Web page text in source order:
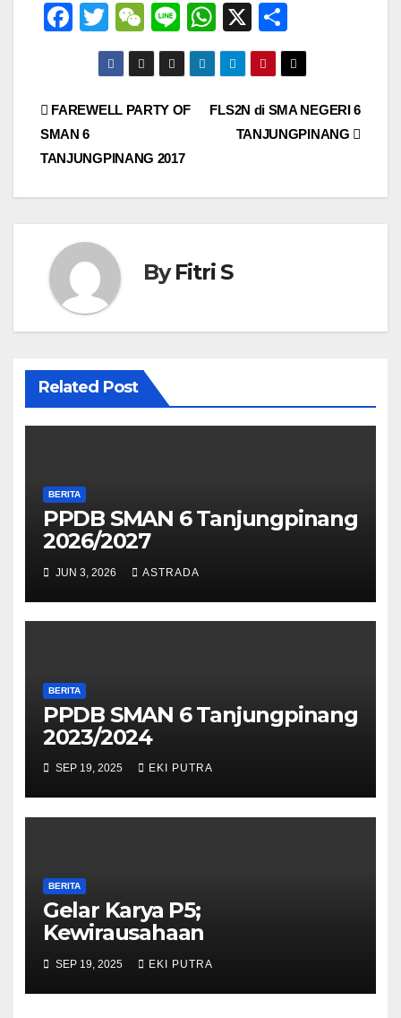
F
e
b
o
o
T
wi
tt
er
W
e
C
h
Li
n
e
W
h
at
s
p
X
h
ar
e
Navigasi
pos
FLS2N di SMA NEGERI 6
TANJUNGPINANG
FAREWELL PARTY OF
SMAN 6
TANJUNGPINANG 2017
ByFitri S
Related Post
BERITA
PPDB SMAN 6 Tanjungpinang
2026/2027
JUN 3, 2026 ASTRADA
BERITA
PPDB SMAN 6 Tanjungpinang
2023/2024
SEP 19, 2025 EKI PUTRA
BERITA
Gelar Karya P5;
Kewirausahaan
SEP 19, 2025 EKI PUTRA